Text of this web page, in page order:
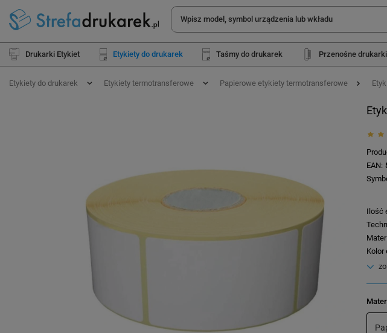
Drukarki Etykiet Etykiety do drukarek Taśmy do drukarek Przenośne
Etykiety do drukarek Etykiety termotransferowe Papierowe etykiety termotransferowe
EAN
Ilość
Kolor